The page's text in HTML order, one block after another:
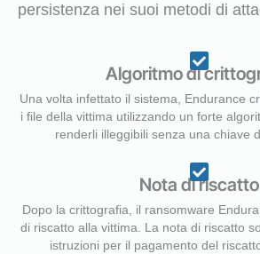
persistenza nei suoi metodi di
Algoritmo di
Una volta infettato il sistema, Endurance
i file della vittima utilizzando un forte
renderli illeggibili senza una chiave
Nota di riscatto
Dopo la crittografia, il ransomware
di riscatto alla vittima. La nota di riscatto
istruzioni per il pagamento del